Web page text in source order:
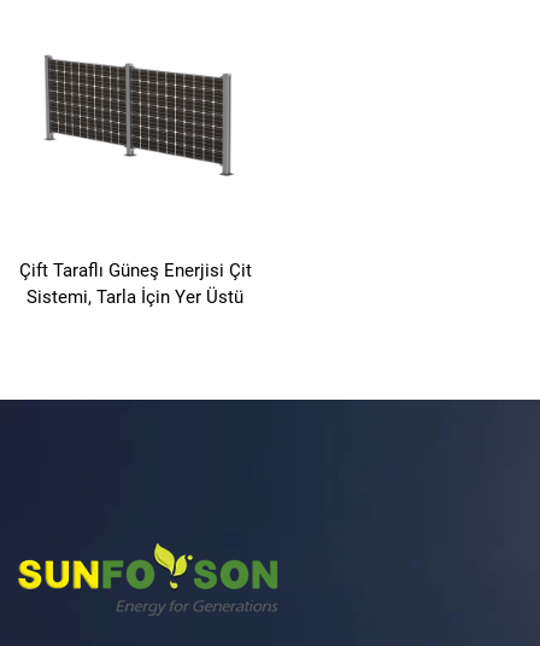
Çift Taraflı Güneş Enerjisi Çit
Sistemi, Tarla İçin Yer Üstü